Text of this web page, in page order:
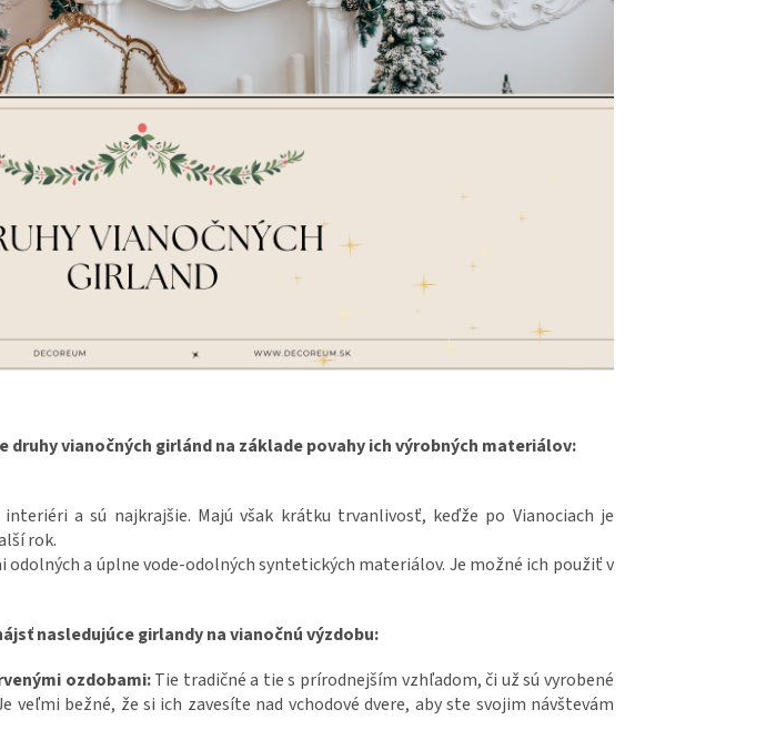
druhy vianočných girlánd na základe povahy ich výrobných materiálov:
a sú najkrajšie. Majú však krátku trvanlivosť, keďže po Vianociach je
rok.
odolných a úplne vode-odolných syntetických materiálov. Je možné ich použiť v
nasledujúce girlandy na vianočnú výzdobu:
ozdobami:Tie tradičné a tie s prírodnejším vzhľadom, či už sú vyrobené
veľmi bežné, že si ich zavesíte nad vchodové dvere, aby ste svojim návštevám